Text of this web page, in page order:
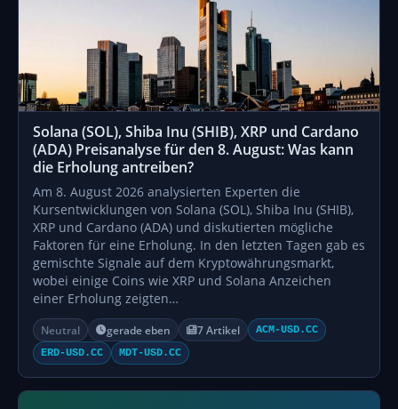
Solana (SOL), Shiba Inu (SHIB), XRP und Cardano
(ADA) Preisanalyse für den 8. August: Was kann
die Erholung antreiben?
Am 8. August 2026 analysierten Experten die
Kursentwicklungen von Solana (SOL), Shiba Inu (SHIB),
XRP und Cardano (ADA) und diskutierten mögliche
Faktoren für eine Erholung. In den letzten Tagen gab es
gemischte Signale auf dem Kryptowährungsmarkt,
wobei einige Coins wie XRP und Solana Anzeichen
einer Erholung zeigten…
Neutral gerade eben 7 Artikel
ACM-USD.CC
ERD-USD.CC
MDT-USD.CC